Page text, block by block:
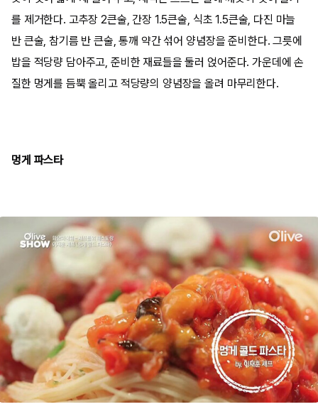
를 제거한다. 고추장 2큰술, 간장 1.5큰술, 식초 1.5큰술, 다진 마늘
반 큰술, 참기름 반 큰술, 통깨 약간 섞어 양념장을 준비한다. 그릇에
밥을 적당량 담아주고, 준비한 재료들을 둘러 얹어준다. 가운데에 손
질한 멍게를 듬뿍 올리고 적당량의 양념장을 올려 마무리한다.
멍게 파스타